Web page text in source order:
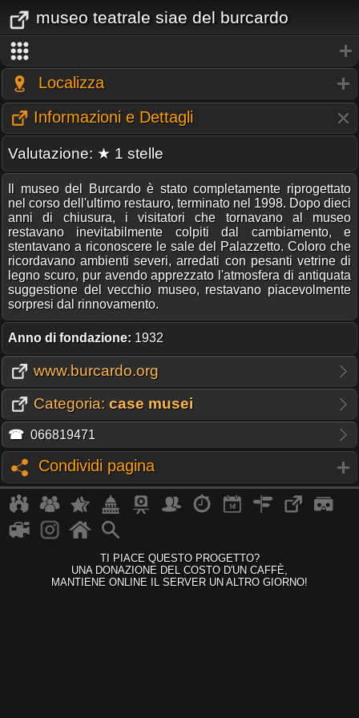
museo teatrale siae del burcardo
Localizza
Informazioni e Dettagli
Valutazione: ★ 1 stelle
Il museo del Burcardo è stato completamente riprogettato
nel corso dell'ultimo restauro, terminato nel 1998. Dopo dieci
anni di chiusura, i visitatori che tornavano al museo
restavano inevitabilmente colpiti dal cambiamento, e
stentavano a riconoscere le sale del Palazzetto. Coloro che
ricordavano ambienti severi, arredati con pesanti vetrine di
legno scuro, pur avendo apprezzato l'atmosfera di antiquata
suggestione del vecchio museo, restavano piacevolmente
sorpresi dal rinnovamento.
Anno di fondazione: 1932
www.burcardo.org
Categoria: case musei
☎ 066819471
Condividi pagina
TI PIACE QUESTO PROGETTO?
UNA DONAZIONE DEL COSTO D'UN CAFFÈ,
MANTIENE ONLINE IL SERVER UN ALTRO GIORNO!